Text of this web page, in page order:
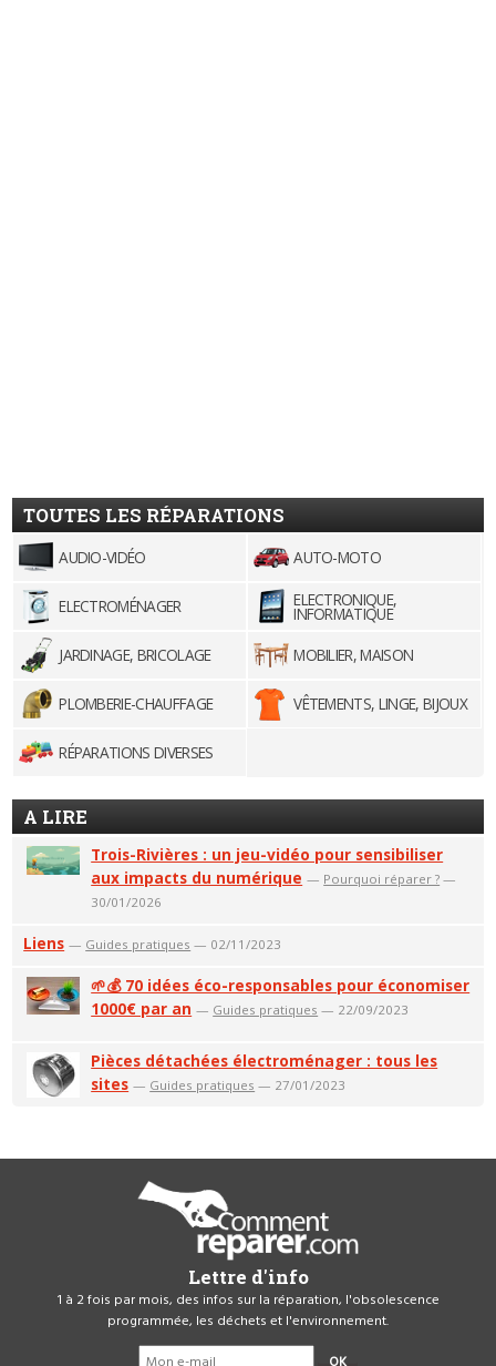
TOUTES LES RÉPARATIONS
AUDIO-VIDÉO AUTO-MOTO
ELECTROMÉNAGER ELECTRONIQUE,
INFORMATIQUE
JARDINAGE, BRICOLAGE
MOBILIER, MAISON
PLOMBERIE-CHAUFFAGE VÊTEMENTS, LINGE, BIJOUX
RÉPARATIONS DIVERSES
A LIRE
Trois-Rivières : un jeu-vidéo pour sensibiliser
aux impacts du numérique — Pourquoi réparer ? —
30/01/2026
Liens — Guides pratiques — 02/11/2023
🌱💰 70 idées éco-responsables pour économiser
1000€ par an — Guides pratiques — 22/09/2023
Pièces détachées électroménager : tous les
sites — Guides pratiques — 27/01/2023
Lettre d'info
1 à 2 fois par mois, des infos sur la réparation, l'obsolescence
programmée, les déchets et l'environnement.